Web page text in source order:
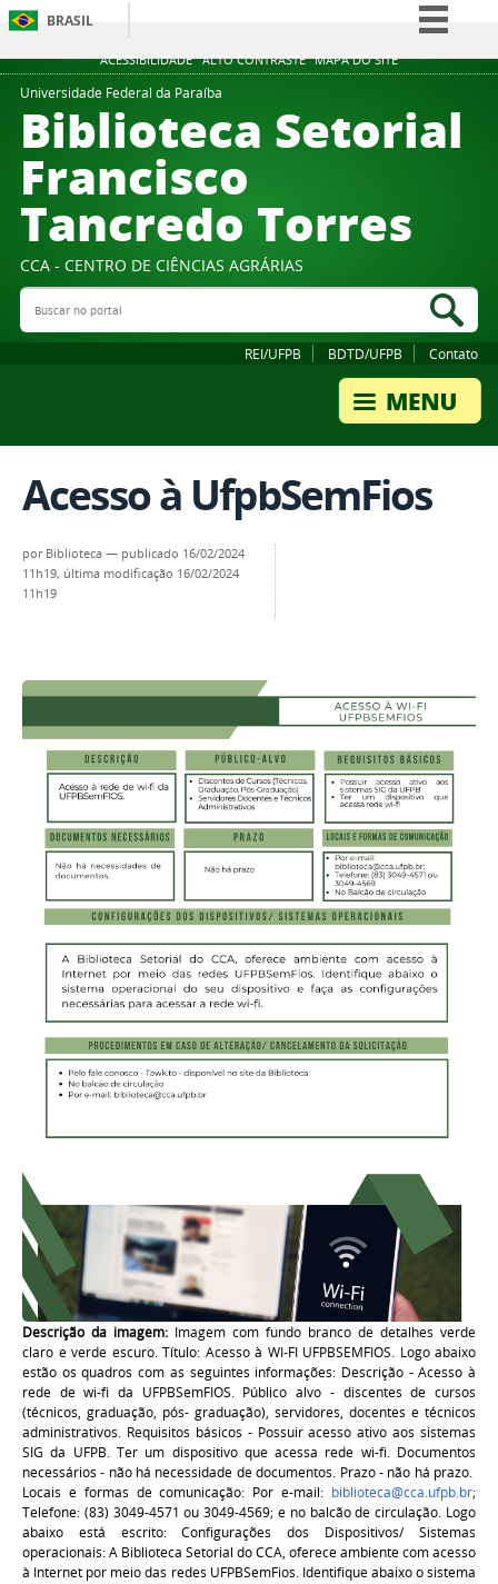
ACESSIBILIDADE ALTO CONTRASTE MAPA DO SITE
BRASIL
Simplifique!
Participe
Canais
Universidade Federal da Paraíba
Biblioteca Setorial
Francisco
Tancredo Torres
CCA - CENTRO DE CIÊNCIAS AGRÁRIAS
Buscar no portal
REI/UFPB BDTD/UFPB Contato
Acesso à UfpbSemFios
por Biblioteca — publicado 16/02/2024
11h19, última modificação 16/02/2024
11h19
Descrição da imagem: Imagem com fundo branco de detalhes verde
claro e verde escuro. Título: Acesso à WI-FI UFPBSEMFIOS. Logo abaixo
estão os quadros com as seguintes informações: Descrição - Acesso à
rede de wi-fi da UFPBSemFIOS. Público alvo - discentes de cursos
(técnicos, graduação, pós- graduação), servidores, docentes e técnicos
administrativos. Requisitos básicos - Possuir acesso ativo aos sistemas
SIG da UFPB. Ter um dispositivo que acessa rede wi-fi. Documentos
necessários - não há necessidade de documentos. Prazo - não há prazo.
Locais e formas de comunicação: Por e-mail: biblioteca@cca.ufpb.br;
Telefone: (83) 3049-4571 ou 3049-4569; e no balcão de circulação. Logo
abaixo está escrito: Configurações dos Dispositivos/ Sistemas
operacionais: A Biblioteca Setorial do CCA, oferece ambiente com acesso
à Internet por meio das redes UFPBSemFios. Identifique abaixo o sistema